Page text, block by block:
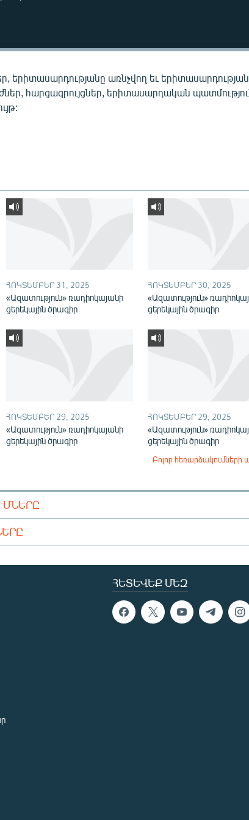
երիտասարդությանը առնչվող եւ
հարցազրույցներ, երիտասարդական
ՀՈԿՏԵՄԲԵՐ 31, 2025
«Ազատություն» ռադիոկայանի
ցերեկային ծրագիր
ՀՈԿՏԵՄԲԵՐ 30, 2025
«Ազատություն»
ցերեկային ծրագիր
ՀՈԿՏԵՄԲԵՐ 29, 2025
«Ազատություն» ռադիոկայանի
ցերեկային ծրագիր
ՀՈԿՏԵՄԲԵՐ 29, 2025
«Ազատություն»
ցերեկային ծրագիր
Բոլոր հեռարձակումների
ՀԵՏԵՎԵՔ ՄԵԶ